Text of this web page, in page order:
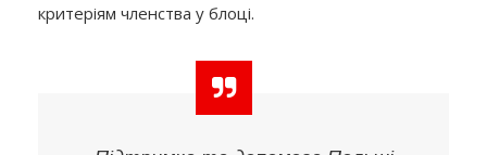
критеріям членства у блоці.